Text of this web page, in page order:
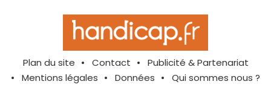
Plan du site Contact
Publicité & Partenariat
Mentions légales
Données Qui sommes nous ?